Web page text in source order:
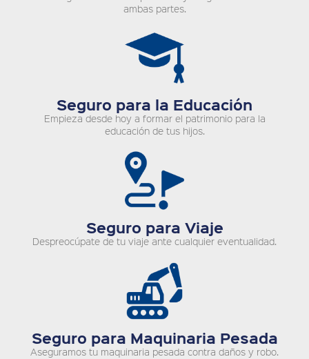
ambas partes.
Seguro para la Educación
Empieza desde hoy a formar el patrimonio para la
educación de tus hijos.
Seguro para Viaje
Despreocúpate de tu viaje ante cualquier eventualidad.
Seguro para Maquinaria Pesada
Aseguramos tu maquinaria pesada contra daños y robo.